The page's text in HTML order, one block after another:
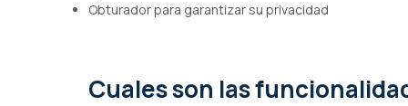
Obturador para garantizar su privacidad
Cuales son las